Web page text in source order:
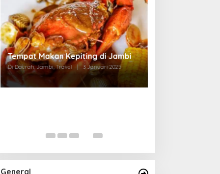
Tempat Makan di Thehok Jambi
Di Daerah, Jambi, Travel | 3 Januari 2025
General